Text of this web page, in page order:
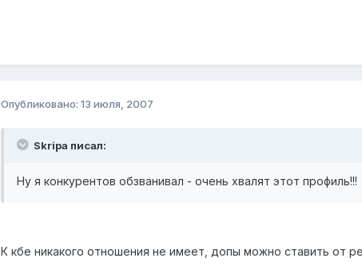
Опубликовано: 13 июля, 2007
Skripa писал:
Ну я конкурентов обзванивал - очень хвалят этот профиль!!!
К кбе никакого отношения не имеет, допы можно ставить от